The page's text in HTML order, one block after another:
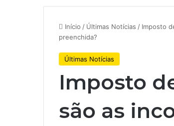
Início / Últimas Notícias / Imposto
preenchida?
Últimas Notícias
Imposto
são as